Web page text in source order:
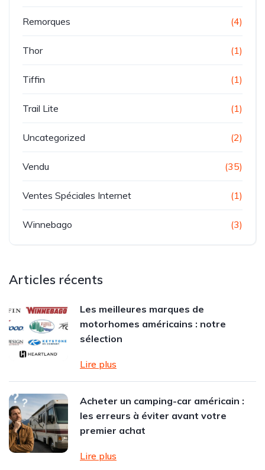
Remorques (4)
Thor (1)
Tiffin (1)
Trail Lite (1)
Uncategorized (2)
Vendu (35)
Ventes Spéciales Internet (1)
Winnebago (3)
Articles récents
Les meilleures marques de
motorhomes américains : notre
sélection
Lire plus
Acheter un camping-car américain :
les erreurs à éviter avant votre
premier achat
Lire plus